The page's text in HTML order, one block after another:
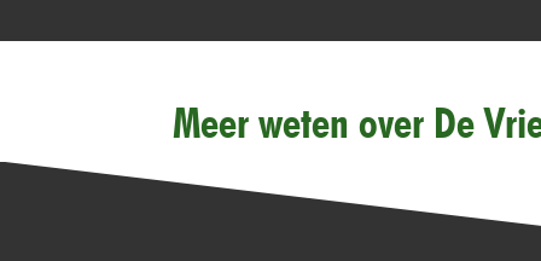
Meer weten over De